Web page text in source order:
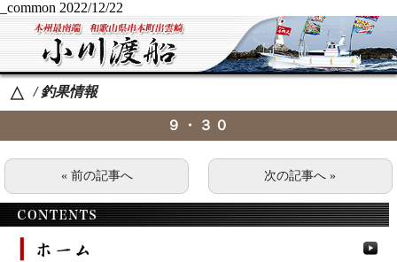
_common 2022/12/22
△ / 釣果情報
９・３０
« 前の記事へ 次の記事へ »